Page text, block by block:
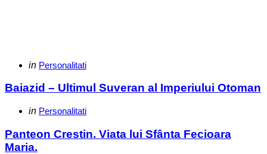
Categories
Posted
in Personalitati
Baiazid – Ultimul Suveran al Imperiului Otoman
Categories
Posted
in Personalitati
Panteon Crestin. Viata lui Sfânta Fecioara
Maria.